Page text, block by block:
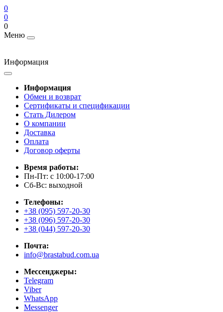
0
0
0
Меню
Информация
Информация
Обмен и возврат
Сертификаты и спецификации
Стать Дилером
О компании
Доставка
Оплата
Договор оферты
Время работы:
Пн-Пт: с 10:00-17:00
Сб-Вс: выходной
Телефоны:
+38 (095) 597-20-30
+38 (096) 597-20-30
+38 (044) 597-20-30
Почта:
info@brastabud.com.ua
Мессенджеры:
Telegram
Viber
WhatsApp
Messenger